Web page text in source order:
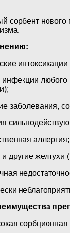
нового
любого
заболевания,
аллергия;
другие желтухи
сорбционная